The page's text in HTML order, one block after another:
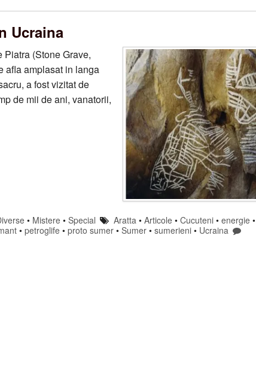
Ucraina
(Stone Grave,
afla amplasat in langa
a fost vizitat de
de mii de ani, vanatorii,
• Mistere• Special Aratta • Articole• Cucuteni• energie•
• petroglife • proto sumer • Sumer • sumerieni • Ucraina